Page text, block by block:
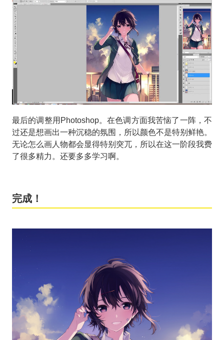
最后的调整用Photoshop。在色调方面我苦恼了一阵，不
过还是想画出一种沉稳的氛围，所以颜色不是特别鲜艳。
无论怎么画人物都会显得特别突兀，所以在这一阶段我费
了很多精力。还要多多学习啊。
完成！